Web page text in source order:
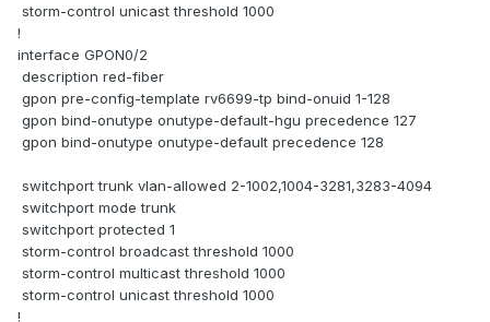
storm-control unicast threshold 1000
!
interface GPON0/2
description red-fiber
gpon pre-config-template rv6699-tp bind-onuid 1-128
gpon bind-onutype onutype-default-hgu precedence 127
gpon bind-onutype onutype-default precedence 128
switchport trunk vlan-allowed 2-1002,1004-3281,3283-4094
switchport mode trunk
switchport protected 1
storm-control broadcast threshold 1000
storm-control multicast threshold 1000
storm-control unicast threshold 1000
!